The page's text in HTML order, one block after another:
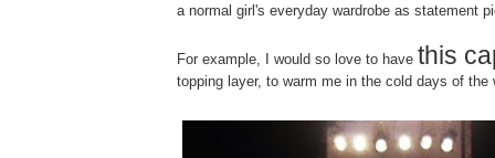
a normal girl's everyday wardrobe as statement
For example, I would so love to have this
topping layer, to warm me in the cold days of the